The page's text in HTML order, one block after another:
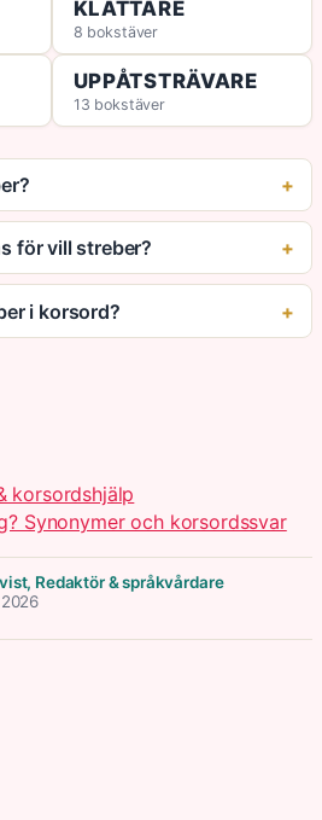
KLÄTTARE
8 bokstäver
UPPÅTSTRÄVARE
13 bokstäver
för vill streber?
i korsord?
korsordshjälp
Synonymer och korsordssvar
Redaktör & språkvårdare